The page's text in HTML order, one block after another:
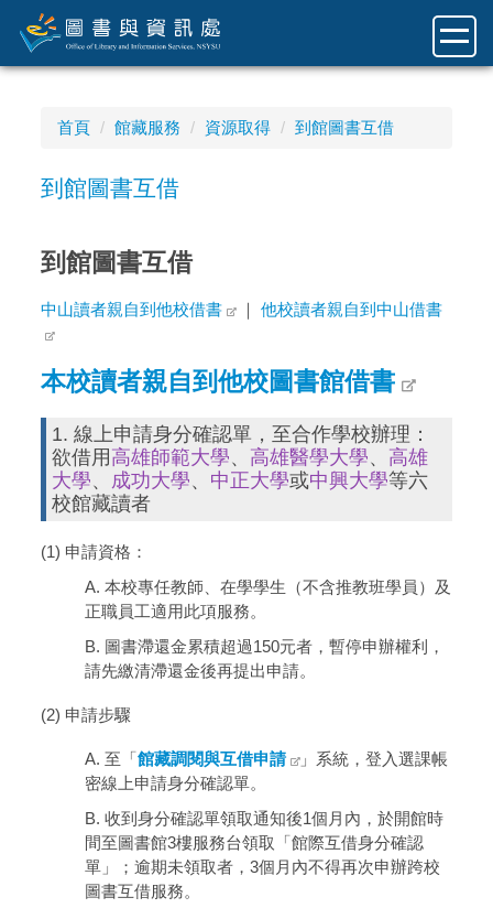
到
主
首頁 館藏服務 資源取得 到館圖書互借
到館圖書互借
到館圖書互借
中山讀者親自到他校借書 ｜他校讀者親自到中山借書
本校讀者親自到他校圖書館借書
1. 線上申請身分確認單，至合作學校辦理：
欲借用 高雄師範大學、 高雄醫學大學、 高雄
大學、 成功大學、 中正大學或中興大學等六
校館藏讀者
(1) 申請資格：
A. 本校專任教師、在學學生（不含推教班學員）及
正職員工適用此項服務。
B. 圖書滯還金累積超過150元者，暫停申辦權利，
請先繳清滯還金後再提出申請。
(2) 申請步驟
A. 至「館藏調閱與互借申請
」系統，登入選課帳
密線上申請身分確認單。
B. 收到身分確認單領取通知後1個月內，於開館時
間至圖書館3樓服務台領取「館際互借身分確認
單」；逾期未領取者，3個月內不得再次申辦跨校
圖書互借服務。